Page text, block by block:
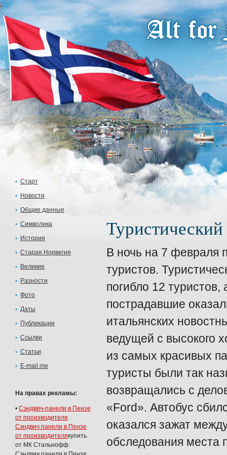
Старт
Новости
Общие данные
Символика
История
Старая Норвегия
Великие
Разности
Фото
Даты
Публикации
Ссылки
Статьи
E-mail me
На правах рекламы:
• Сэндвич-панели в Пензе
от производителя .
Сэндвич панели в Пензе
от производителякупить
от МК Стальнофф.
В ночь на 7 февраля
туристов.
погибло 12
пострадавшие
итальянских
ведущей с высокого
из самых красивых
туристы были так
возвращались с
«Ford». Автобус
оказался зажат
обследования места